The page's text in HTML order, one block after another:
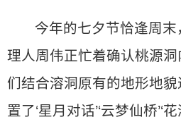
今年的七夕节恰逢周末
理人周伟正忙着确认桃源
们结合溶洞原有的地形地
置了‘星月对话’‘云梦仙桥’‘